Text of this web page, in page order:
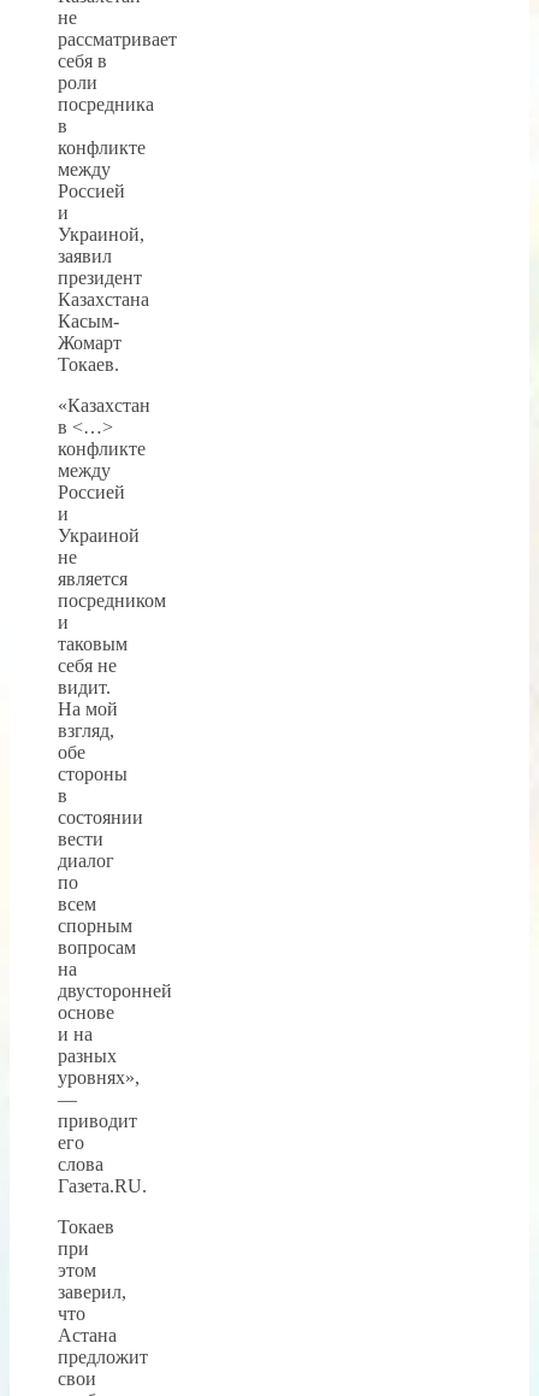
не
рассматривает
себя в
роли
посредника
в
конфликте
между
Россией
и
Украиной,
заявил
президент
Казахстана
Касым-
Жомарт
Токаев.
«Казахстан
в <…>
конфликте
между
Россией
и
Украиной
не
является
посредником
и
таковым
себя не
видит.
На мой
взгляд,
обе
стороны
в
состоянии
вести
диалог
по
всем
спорным
вопросам
на
двусторонней
основе
и на
разных
уровнях»,
—
приводит
его
слова
Газета.RU.
Токаев
при
этом
заверил,
что
Астана
предложит
свои